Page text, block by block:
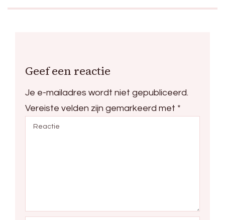
Geef een reactie
Je e-mailadres wordt niet gepubliceerd.
Vereiste velden zijn gemarkeerd met *